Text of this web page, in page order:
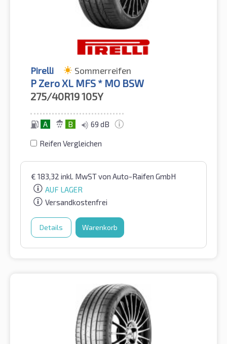
Pirelli Sommerreifen
P Zero XL MFS * MO BSW
275/40R19105Y
A B 69 dB
Reifen Vergleichen
€ 183,32 inkl. MwSTvon Auto-Raifen GmbH
AUF LAGER
Versandkostenfrei
Details Warenkorb